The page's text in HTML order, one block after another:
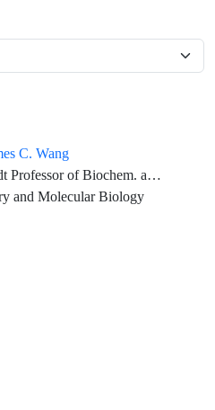
C. Wang
and Molecular Biology, Emeritus, Harvard University
and Molecular Biology